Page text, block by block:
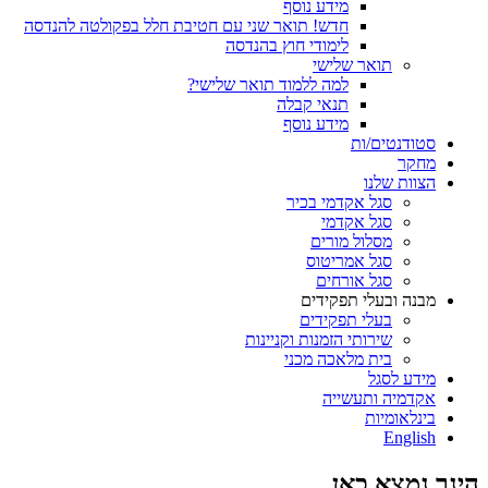
מידע נוסף
חדש! תואר שני עם חטיבת חלל בפקולטה להנדסה
לימודי חוץ בהנדסה
תואר שלישי
למה ללמוד תואר שלישי?
תנאי קבלה
מידע נוסף
סטודנטים/ות
מחקר
הצוות שלנו
סגל אקדמי בכיר
סגל אקדמי
מסלול מורים
סגל אמריטוס
סגל אורחים
מבנה ובעלי תפקידים
בעלי תפקידים
שירותי הזמנות וקניינות
בית מלאכה מכני
מידע לסגל
אקדמיה ותעשייה
בינלאומיות
English